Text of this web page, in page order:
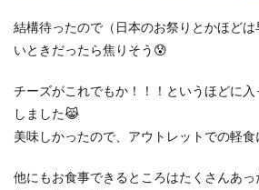
結構待ったので（日本のお祭りとかほど
いときだったら焦りそう😰
チーズがこれでもか！！！というほどに
しました😹
美味しかったので、アウトレットでの軽食
他にもお食事できるところはたくさんあ